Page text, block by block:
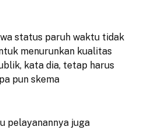
status paruh waktu tidak
menurunkan kualitas
kata dia, tetap harus
pun skema
pelayanannya juga